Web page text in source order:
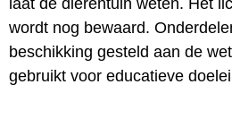
wordt nog bewaard.
beschikking gesteld aan de
gebruikt voor educatieve